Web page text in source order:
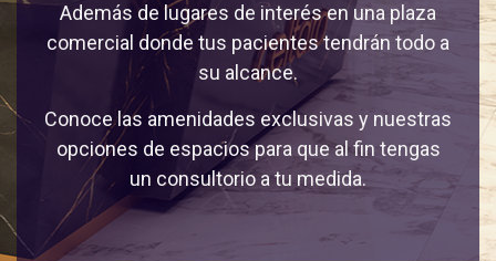
Además de lugares de interés en una plaza
comercial donde tus pacientes tendrán todo a
su alcance.
Conoce las amenidades exclusivas y nuestras
opciones de espacios para que al fin tengas
un consultorio a tu medida.